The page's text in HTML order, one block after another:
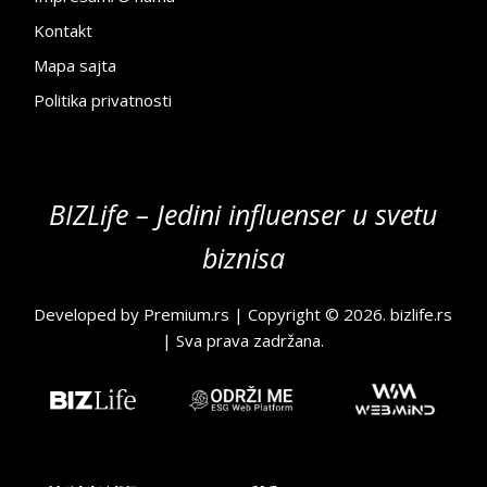
Kontakt
Mapa sajta
Politika privatnosti
BIZLife – Jedini influenser u svetu
biznisa
Developed by Premium.rs | Copyright © 2026.bizlife.rs
| Sva prava zadržana.